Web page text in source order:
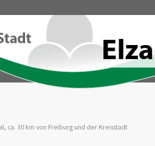
ca. 30 km von Freiburg und der Kreisstadt